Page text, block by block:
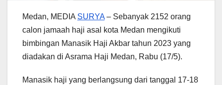
Medan, MEDIA SURYA– Sebanyak 2152 orang
calon jamaah haji asal kota Medan mengikuti
bimbingan Manasik Haji Akbar tahun 2023 yang
diadakan di Asrama Haji Medan, Rabu (17/5).
Manasik haji yang berlangsung dari tanggal 17-18